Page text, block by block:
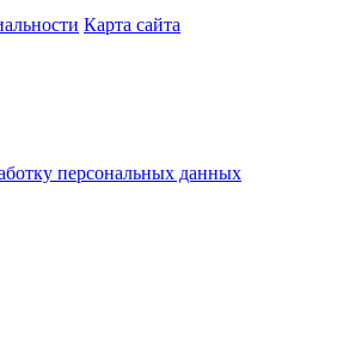
Карта сайта
персональных данных